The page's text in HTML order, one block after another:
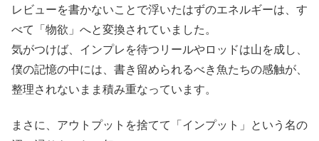
レビューを書かないことで浮いたはずのエネルギーは、す
べて「物欲」へと変換されていました。
気がつけば、インプレを待つリールやロッドは山を成し、
僕の記憶の中には、書き留められるべき魚たちの感触が、
整理されないまま積み重なっています。
まさに、アウトプットを捨てて「インプット」という名の